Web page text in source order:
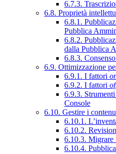
6.7.3.
6.8. Proprietà
6.8.1.
Pubblica
6.8.2.
dalla Pubblica
6.8.3.
6.9. Ottimizzazione
6.9.1. I fattori
6.9.2. I fattori
6.9.3.
Console
6.10. Gestire i
6.10.1.
6.10.2.
6.10.3. Migrare
6.10.4.